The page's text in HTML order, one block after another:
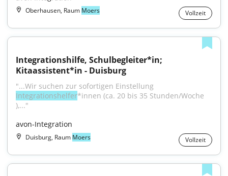
Oberhausen, Raum Moers Vollzeit
Integrationshilfe, Schulbegleiter*in;
Kitaassistent*in - Duisburg
Integrationshelfer*innen (ca. 20 bis 35 Stunden/Woche
),..."
avon-Integration
Duisburg, Raum Moers Vollzeit